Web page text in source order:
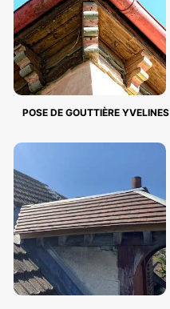
POSE DE GOUTTIÈRE YVELINES